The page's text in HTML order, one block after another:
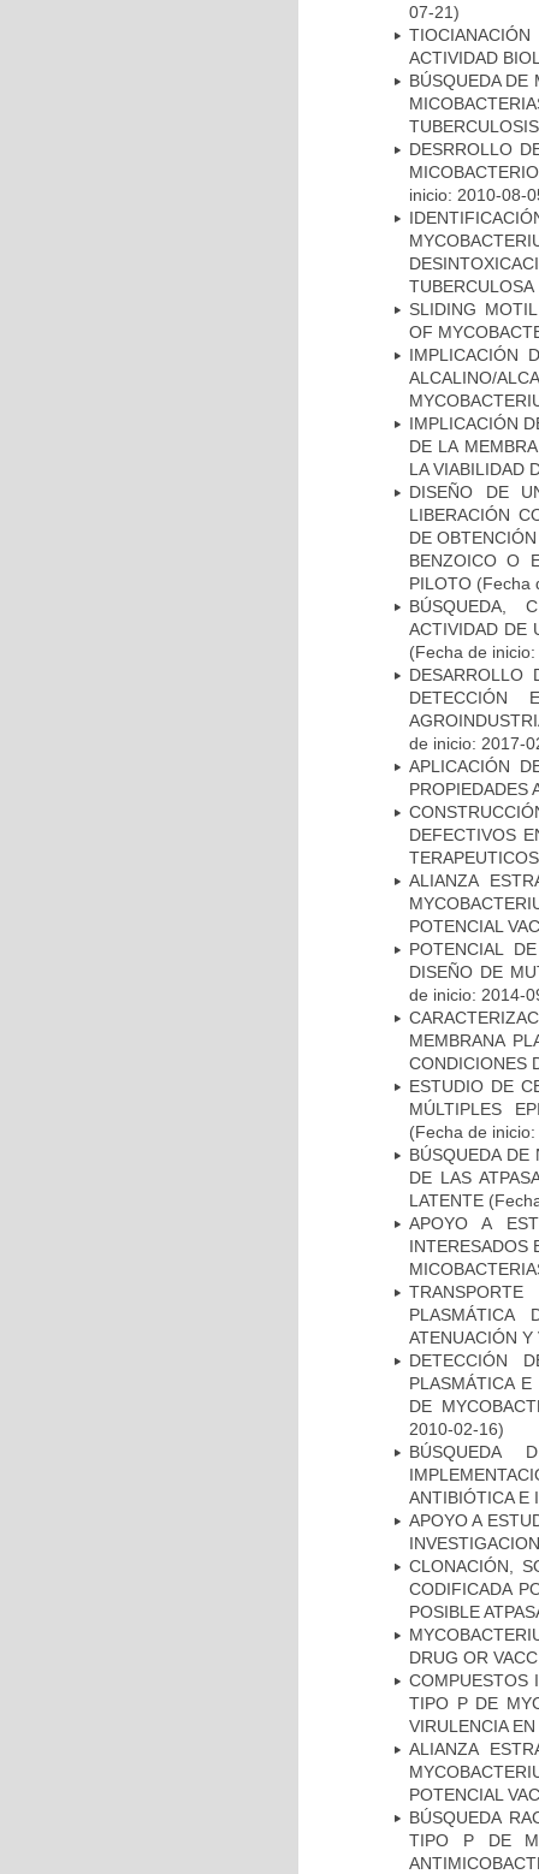
07-21)
ACTIVIDAD
BÚSQUEDA DE
DESRROLLO
inicio: 2010-08-
TUBERCULOSA
SLIDING
OF
IMPLICACIÓN
ALCALINO/
IMPLICACIÓN
DE LA
LA VIABILIDAD
DISEÑO DE
LIBERACIÓN
DE
BENZOICO O
PILOTO (Fecha
BÚSQUEDA,
ACTIVIDAD DE
(Fecha de
DESARROLLO
DETECCIÓN
de inicio: 2017-
APLICACIÓN
PROPIEDADES
DEFECTIVOS
ALIANZA
POTENCIAL
POTENCIAL
DISEÑO DE
de inicio: 2014-
MEMBRANA
CONDICIONES
ESTUDIO DE
MÚLTIPLES
(Fecha de
BÚSQUEDA DE
DE LAS
LATENTE
APOYO A
INTERESADOS
PLASMÁTICA
ATENUACIÓN Y
DETECCIÓN
PLASMÁTICA
DE
2010-02-16)
BÚSQUEDA
ANTIBIÓTICA E
APOYO A
CLONACIÓN,
CODIFICADA
POSIBLE
DRUG OR
COMPUESTOS
TIPO P DE
VIRULENCIA
ALIANZA
POTENCIAL
BÚSQUEDA
TIPO P DE